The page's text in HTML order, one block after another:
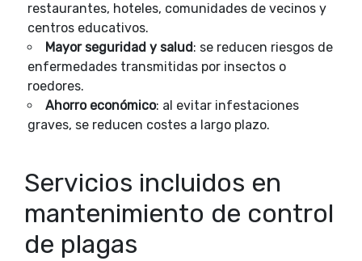
restaurantes, hoteles, comunidades de vecinos y
centros educativos.
Mayor seguridad y salud: se reducen riesgos de
enfermedades transmitidas por insectos o
roedores.
Ahorro económico: al evitar infestaciones
graves, se reducen costes a largo plazo.
Servicios incluidos en
mantenimiento de control
de plagas